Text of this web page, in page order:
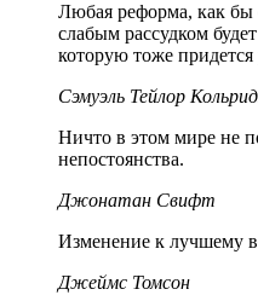
Любая реформа, как бы
слабым рассудком
которую тоже
Сэмуэль Тейлор
Ничто в этом мире не
непостоянства.
Джонатан Свифт
Изменение к лучшему
Джеймс Томсон